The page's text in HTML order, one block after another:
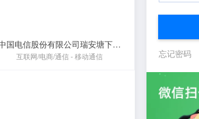
中国电信股份有限公司瑞安塘下营业厅
互联网/电商/通信 - 移动通信 忘记密码